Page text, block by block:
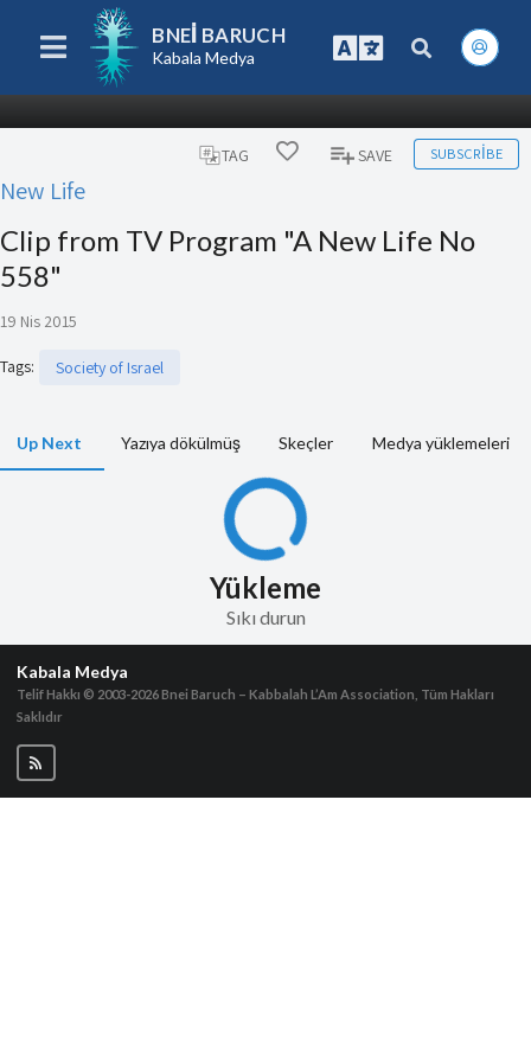
BNEI BARUCH
Kabala Medya
TAG SAVE SUBSCRIBE
New Life
Clip from TV Program "A New Life No
558"
19 Nis 2015
Tags: Society of Israel
Up Next Yazıya dökülmüş Skeçler Medya yüklemeleri
Yükleme
Sıkı durun
Kabala Medya
Telif Hakkı © 2003-2026Bnei Baruch – Kabbalah L’Am Association, Tüm Hakları
Saklıdır